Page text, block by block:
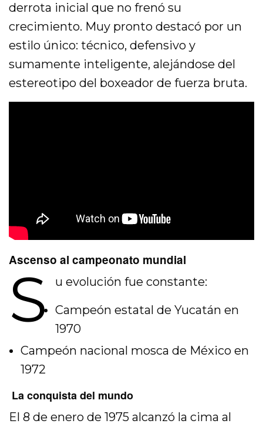
derrota inicial que no frenó su
crecimiento. Muy pronto destacó por un
estilo único: técnico, defensivo y
sumamente inteligente, alejándose del
estereotipo del boxeador de fuerza bruta.
Ascenso al campeonato mundial
S u evolución fue constante:
Campeón estatal de Yucatán en
1970
Campeón nacional mosca de México en
1972
La conquista del mundo
El 8 de enero de 1975 alcanzó la cima al